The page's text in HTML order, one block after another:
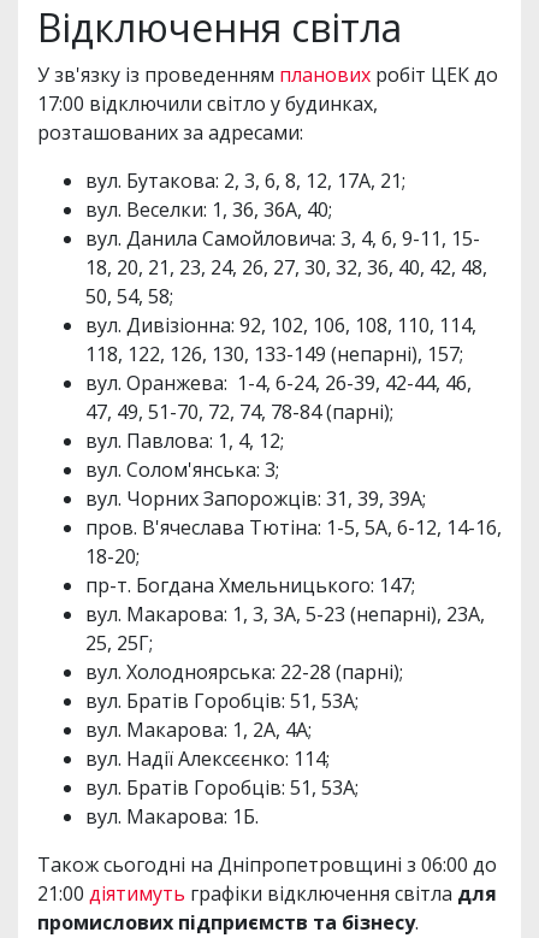
Відключення світла
У зв'язку із проведенням планових робіт ЦЕК до
17:00 відключили світло у будинках,
розташованих за адресами:
вул. Бутакова: 2, 3, 6, 8, 12, 17А, 21;
вул. Веселки: 1, 36, 36А, 40;
вул. Данила Самойловича: 3, 4, 6, 9-11, 15-
18, 20, 21, 23, 24, 26, 27, 30, 32, 36, 40, 42, 48,
50, 54, 58;
вул. Дивізіонна: 92, 102, 106, 108, 110, 114,
118, 122, 126, 130, 133-149 (непарні), 157;
вул. Оранжева: 1-4, 6-24, 26-39, 42-44, 46,
47, 49, 51-70, 72, 74, 78-84 (парні);
вул. Павлова: 1, 4, 12;
вул. Солом'янська: 3;
вул. Чорних Запорожців: 31, 39, 39А;
пров. В'ячеслава Тютіна: 1-5, 5А, 6-12, 14-16,
18-20;
пр-т. Богдана Хмельницького: 147;
вул. Макарова: 1, 3, 3А, 5-23 (непарні), 23А,
25, 25Г;
вул. Холодноярська: 22-28 (парні);
вул. Братів Горобців: 51, 53А;
вул. Макарова: 1, 2А, 4А;
вул. Надії Алексєєнко: 114;
вул. Братів Горобців: 51, 53А;
вул. Макарова: 1Б.
Також сьогодні на Дніпропетровщині з 06:00 до
21:00 діятимуть графіки відключення світла для
промислових підприємств та бізнесу.